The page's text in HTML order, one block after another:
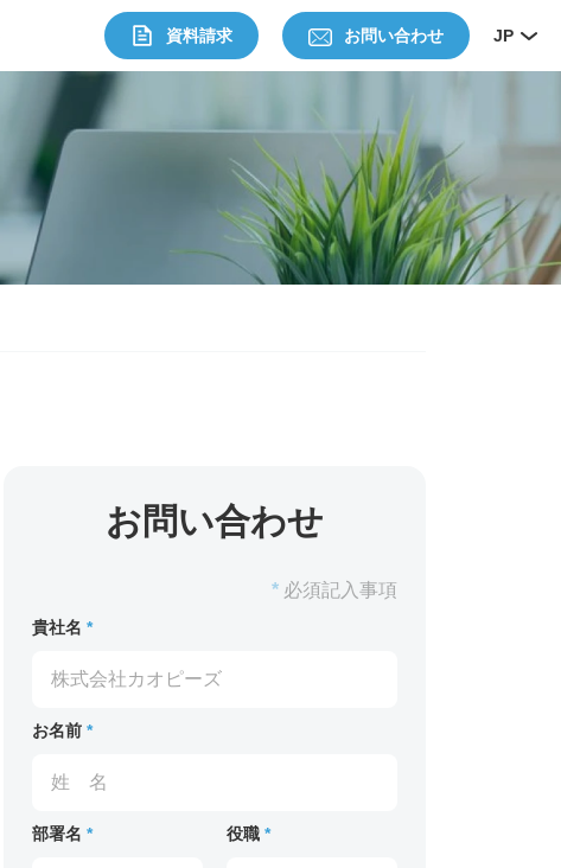
JP
資料請求 お問い合わせ
お問い合わせ
* 必須記入事項
貴社名 *
お名前 *
部署名 * 役職 *